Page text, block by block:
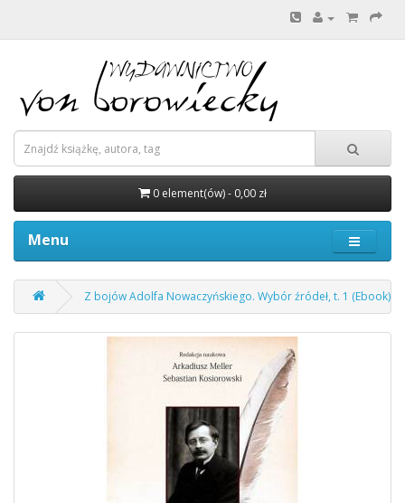
0 element(ów) - 0,00 zł
Menu
Z bojów Adolfa Nowaczyńskiego. Wybór źródeł, t. 1